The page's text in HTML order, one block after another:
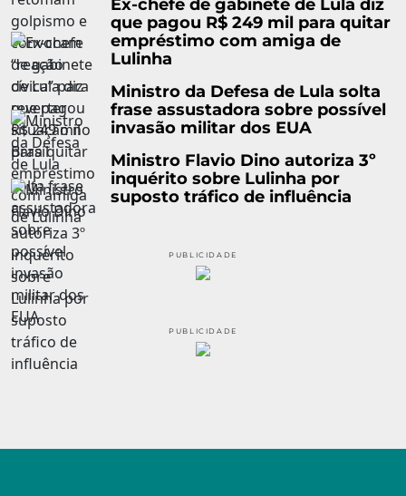
Ex-chefe de gabinete de Lula diz
que pagou R$ 249 mil para quitar
empréstimo com amiga de
Lulinha
Ministro da Defesa de Lula solta
frase assustadora sobre possível
invasão militar dos EUA
Ministro Flavio Dino autoriza 3º
inquérito sobre Lulinha por
suposto tráfico de influência
PUBLICIDADE
PUBLICIDADE